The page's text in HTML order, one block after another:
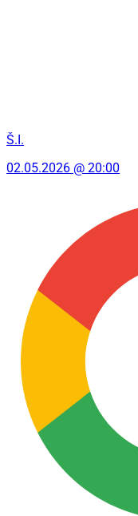
Š.I.
02.05.2026 @ 20:00